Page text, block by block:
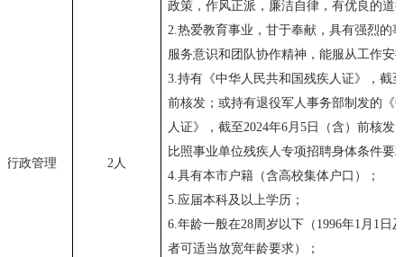
行政管理 2人
政策，作风正派，廉洁自律，有优良的道
2.热爱教育事业，甘于奉献，具有强烈的
服务意识和团队协作精神，能服从工作安
3.持有《中华人民共和国残疾人证》，截至
前核发；或持有退役军人事务部制发的《
人证》，截至2024年6月 5日（含）前核发
比照事业单位残疾人专项招聘身体条件要
4.具有本市户籍（含高校集体户口）；
5.应届本科及以上学历；
6.年龄一般在28周岁以下（ 1996年1 月 1 日
者可适当放宽年龄要求）；